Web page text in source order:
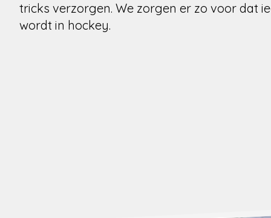
tricks verzorgen. We zorgen er zo voor dat
wordt in hockey.